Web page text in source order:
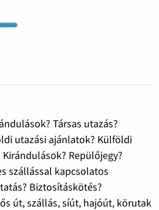
Társas utazás?
utazási ajánlatok? Külföldi
Repülőjegy?
szállással kapcsolatos
Biztosításkötés?
út, szállás, síút, hajóút, körutak